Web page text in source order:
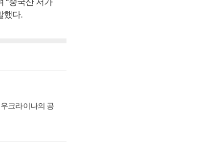
“중국산 저가
했다.
크라이나의 공